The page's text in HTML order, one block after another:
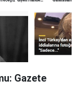
Gazete